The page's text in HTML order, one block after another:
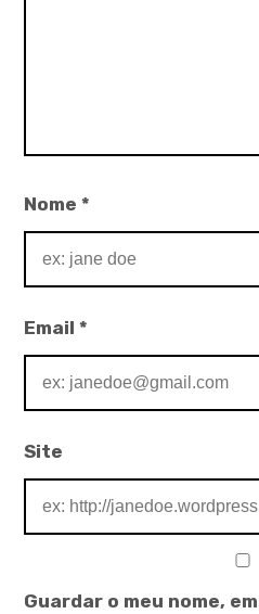
Nome*
Email*
Site
Guardar o meu nome,